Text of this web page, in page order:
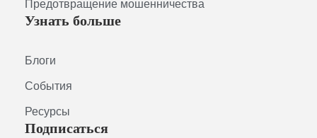
Предотвращение мошенничества
Узнать больше
Блоги
События
Ресурсы
Подписаться